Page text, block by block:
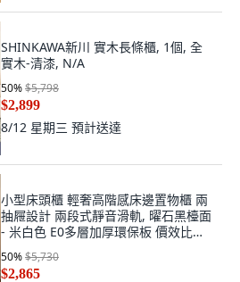
SHINKAWA新川 實木長條櫃, 1個, 全
實木-清漆, N/A
50%$5,798
$2,899
8/12 星期三 預計送達
小型床頭櫃 輕奢高階感床邊置物櫃 兩
抽屜設計 兩段式靜音滑軌, 曜石黑檯面
- 米白色 E0多層加厚環保板 價效比首
選 整裝 無需安裝開箱即用
25x40x52cm, 1個
50%$5,730
$2,865